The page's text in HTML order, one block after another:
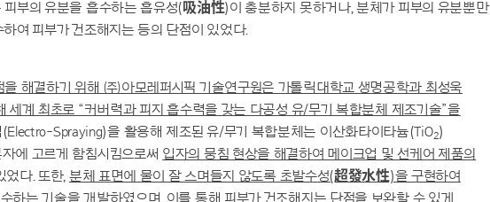
피부의 유분을 흡수하는 흡유성(吸油性)이 충분하지 못하거나, 분체가 피부의 유분뿐만
여 피부가 건조해지는 등의 단점이 있었다.
을 해결하기 위해 ㈜아모레퍼시픽 기술연구원은 가톨릭대학교 생명공학과 최성욱
세계 최초로 “커버력과 피지 흡수력을 갖는 다공성 유/무기 복합분체 제조기술”을
Spraying)을 활용해 제조된 유/무기 복합분체는 이산화타이타늄(TiO2)
에 고르게 함침시킴으로써 입자의 뭉침 현상을 해결하여 메이크업 및 선케어 제품의
었다. 또한, 분체 표면에 물이 잘 스며들지 않도록 초발수성(超發水性)을 구현하여
하는 기술을 개발하였으며, 이를 통해 피부가 건조해지는 단점을 보완할 수 있게